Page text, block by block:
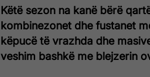
Këtë sezon na kanë bërë
kombinezonet dhe fustanet
këpucë të vrazhda dhe
veshim bashkë me blejzerin